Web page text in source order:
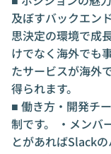
及ぼすバックエン
思決定の環境で成
けでなく海外でも
たサービスが海外
得られます。
■ 働き方・開発チ
制です。 ・メンバ
とがあればSlackの